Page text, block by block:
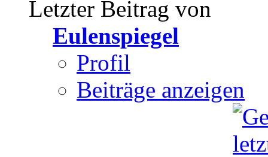
Letzter Beitrag von
Eulenspiegel
Profil
Beiträge anzeigen